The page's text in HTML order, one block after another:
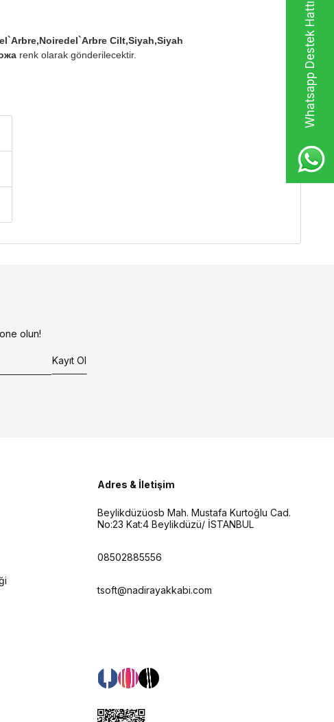
Whatsapp Destek Hattı
Cilt,Siyah,Siyah
renk olarak gönderilecektir.
olun!
Kayıt Ol
Adres & İletişim
Beylikdüzüosb Mah. Mustafa Kurtoğlu Cad.
No:23 Kat:4 Beylikdüzü/ İSTANBUL
08502885556
tsoft@nadirayakkabi.com